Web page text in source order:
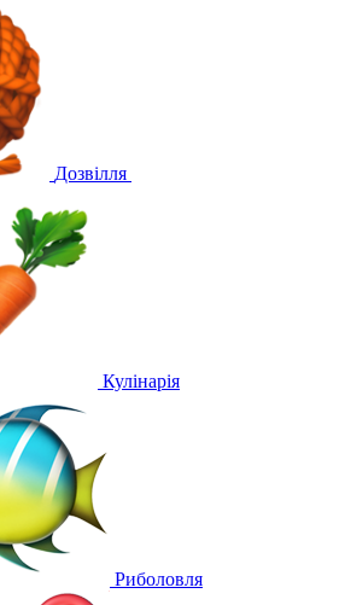
Дозвілля
Кулінарія
Риболовля